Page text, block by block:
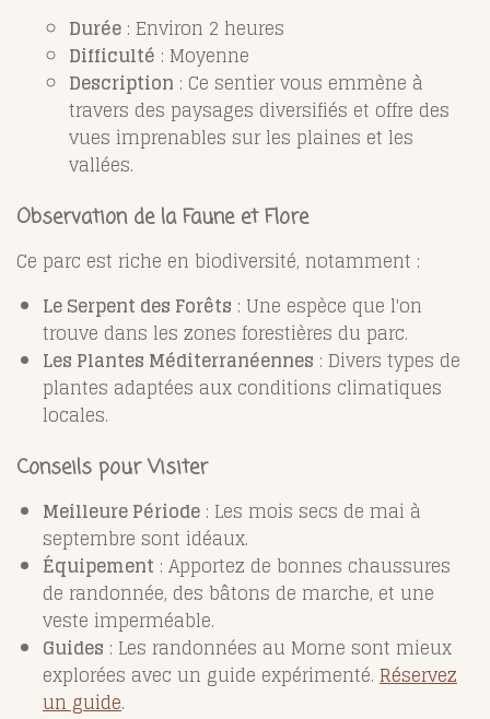
Durée : Environ 2 heures
Difficulté : Moyenne
Description : Ce sentier vous emmène à
travers des paysages diversifiés et offre des
vues imprenables sur les plaines et les
vallées.
Observation de la Faune et Flore
Ce parc est riche en biodiversité, notamment :
Le Serpent des Forêts : Une espèce que l'on
trouve dans les zones forestières du parc.
Les Plantes Méditerranéennes : Divers types de
plantes adaptées aux conditions climatiques
locales.
Conseils pour Visiter
Meilleure Période : Les mois secs de mai à
septembre sont idéaux.
Équipement : Apportez de bonnes chaussures
de randonnée, des bâtons de marche, et une
veste imperméable.
Guides : Les randonnées au Morne sont mieux
explorées avec un guide expérimenté. Réservez
un guide.